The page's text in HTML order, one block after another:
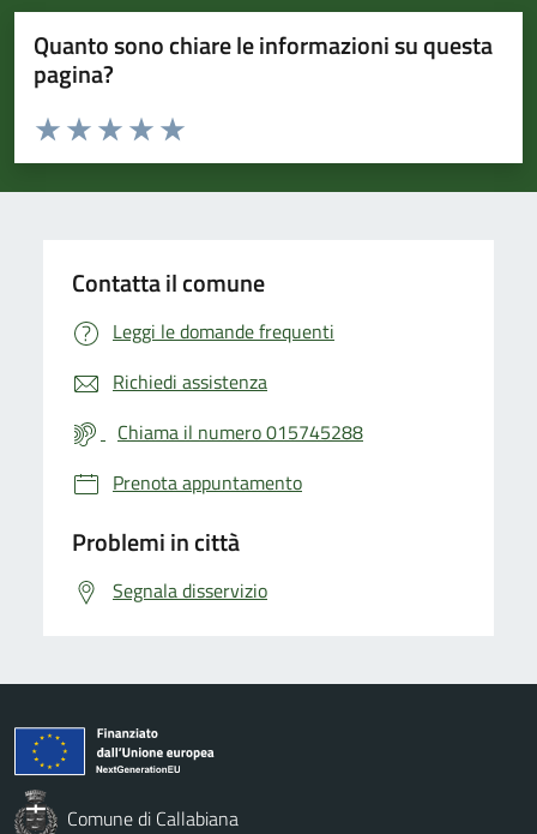
Quanto sono chiare le informazioni su questa
pagina?
Valuta da 1 a 5 stelle la pagina
Valuta 5 stelle su 5
Valuta 4 stelle su 5
Valuta 3 stelle su 5
Valuta 2 stelle su 5
Valuta 1 stelle su 5
Contatta il comune
Leggi le domande frequenti
Richiedi assistenza
Chiama il numero 015745288
Prenota appuntamento
Problemi in città
Segnala disservizio
Comune di Callabiana